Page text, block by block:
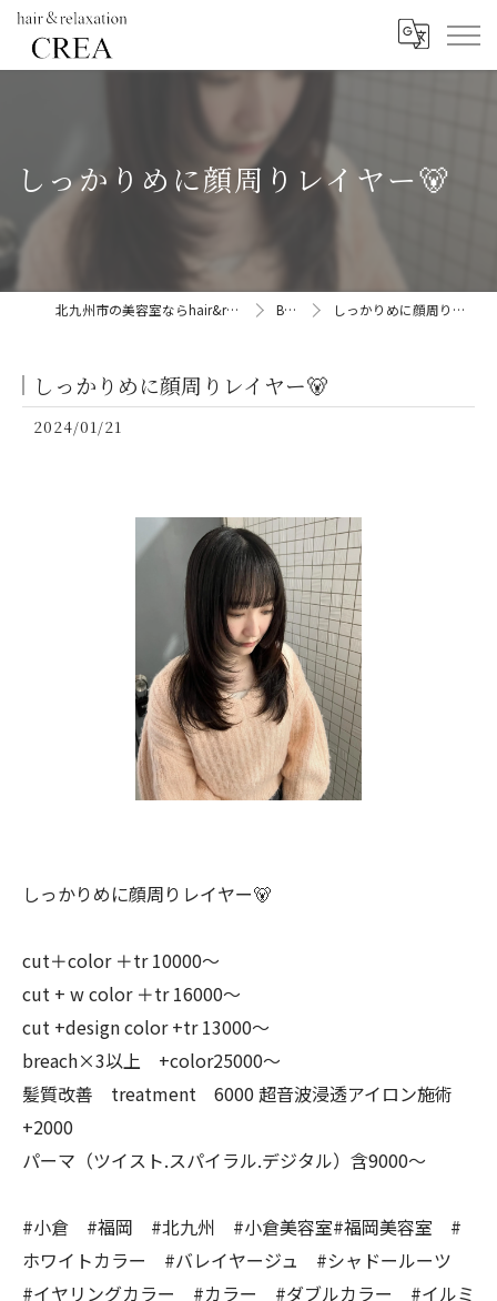
しっかりめに顔周りレイヤー🐻
北九州市の美容室ならhair&relaxation CREA BLOG しっかりめに顔周りレイヤー🐻
しっかりめに顔周りレイヤー🐻
2024/01/21
しっかりめに顔周りレイヤー🐻
cut＋color ＋tr 10000〜
cut + w color ＋tr 16000〜
cut +design color +tr 13000〜
breach×3以上 +color25000〜
髪質改善 treatment 6000 超音波浸透アイロン施術
+2000
パーマ（ツイスト.スパイラル.デジタル）含9000〜
#小倉 #福岡 #北九州 #小倉美容室#福岡美容室 #
ホワイトカラー #バレイヤージュ #シャドールーツ
#イヤリングカラー #カラー #ダブルカラー #イルミ